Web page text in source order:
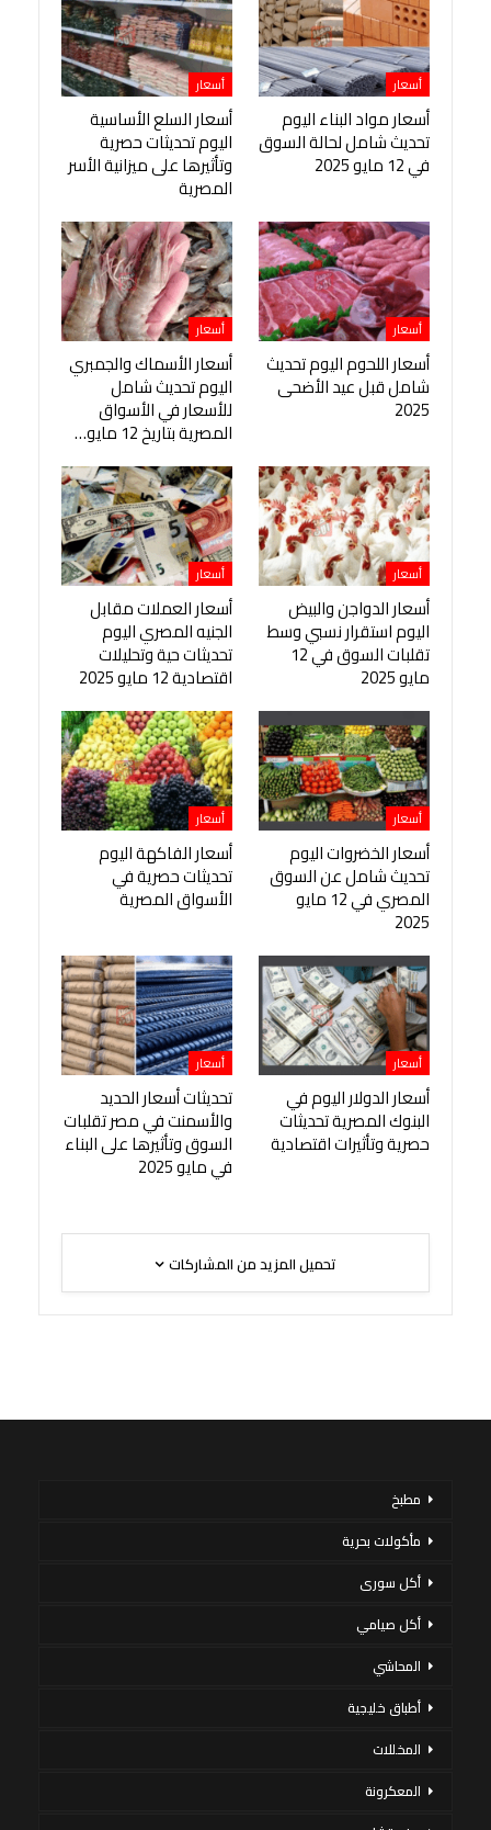
أسعار
أسعار مواد البناء اليوم
تحديث شامل لحالة السوق
في 12 مايو 2025
أسعار
أسعار السلع الأساسية
اليوم تحديثات حصرية
وتأثيرها على ميزانية الأسر
المصرية
أسعار
أسعار اللحوم اليوم تحديث
شامل قبل عيد الأضحى
2025
أسعار
أسعار الأسماك والجمبري
اليوم تحديث شامل
للأسعار في الأسواق
المصرية بتاريخ 12 مايو…
أسعار
أسعار الدواجن والبيض
اليوم استقرار نسبي وسط
تقلبات السوق في 12
مايو 2025
أسعار
أسعار العملات مقابل
الجنيه المصري اليوم
تحديثات حية وتحليلات
اقتصادية 12 مايو 2025
أسعار
أسعار الخضروات اليوم
تحديث شامل عن السوق
المصري في 12 مايو
2025
أسعار
أسعار الفاكهة اليوم
تحديثات حصرية في
الأسواق المصرية
أسعار
أسعار الدولار اليوم في
البنوك المصرية تحديثات
حصرية وتأثيرات اقتصادية
أسعار
تحديثات أسعار الحديد
والأسمنت في مصر تقلبات
السوق وتأثيرها على البناء
في مايو 2025
تحميل المزيد من المشاركات
مطبخ
مأكولات بحرية
أكل سورى
أكل صيامي
المحاشي
أطباق خليجية
المخللات
المعكرونة